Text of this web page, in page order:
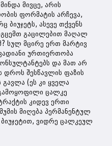
მივცე, არის
ფორმატის არჩევა,
ასევე თქვენს
გაცილებით მაღალ
სულ მცირე ერთ მარტივ
ურთიერთობა
და მათ არ
დროს შესწავლის ფაზის
(ეს კი ყველა
ცალკე
კიდევ ერთი
მიღება პერმანენტულ
ვიდრე ცალკეულ